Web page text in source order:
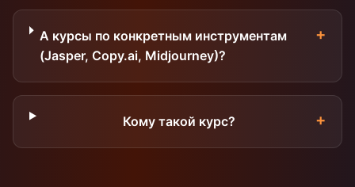
А курсы по конкретным инструментам
(Jasper, Copy.ai, Midjourney)?
+
Кому такой курс? +